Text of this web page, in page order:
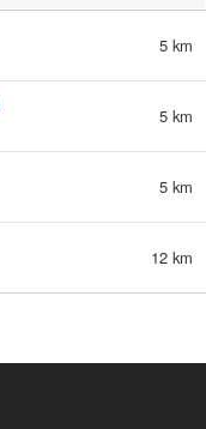
5 km
5 km
5 km
12 km